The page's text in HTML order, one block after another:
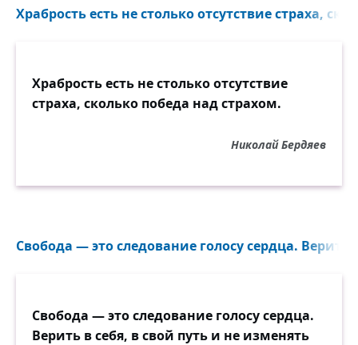
Храбрость есть не столько отсутствие страха,
Храбрость есть не столько отсутствие
страха, сколько победа над страхом.
Николай Бердяев
Свобода — это следование голосу сердца. Верить
Свобода — это следование голосу сердца.
Верить в себя, в свой путь и не изменять